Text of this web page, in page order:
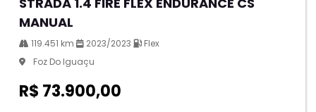
MANUAL
119.451 km 2023/2023
Flex
Foz Do Iguaçu
R$ 73.900,00